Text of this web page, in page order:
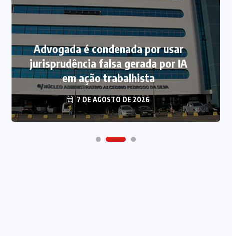
Advogada é condenada por usar
jurisprudência falsa gerada por IA
em ação trabalhista
7 DE AGOSTO DE 2026